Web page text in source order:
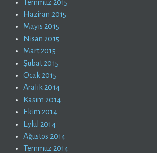
Temmuz 2015
Haziran 2015
Mayıs 2015
Nisan 2015
Mart 2015
Şubat 2015
Ocak 2015
Aralık 2014
Kasım 2014
Ekim 2014
Eylül 2014
Ağustos 2014
Temmuz 2014